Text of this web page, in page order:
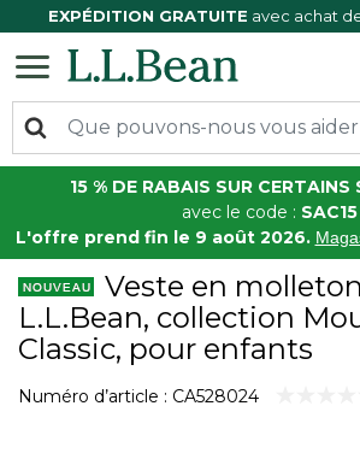
EXPÉDITION GRATUITE avec achat
15 % DE RABAIS SUR CERTAINS
avec le code : SAC15
L'offre prend fin le 9 août 2026.
Veste en
L.L.Bean, collection
Classic, pour enfants
Numéro d’article : CA528024 5 sur 5